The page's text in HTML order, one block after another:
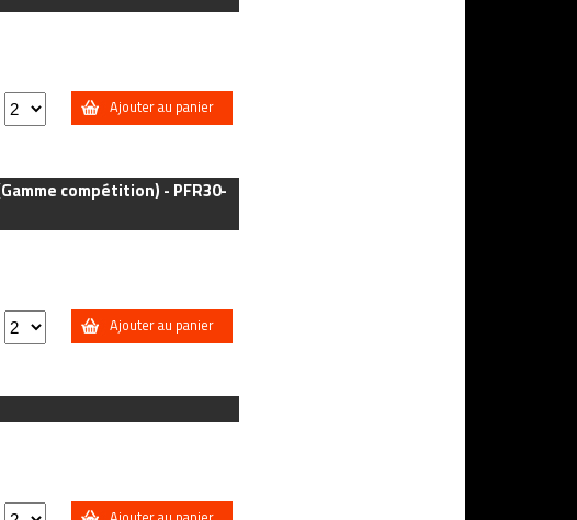
Ajouter au panier
compétition) - PFR30-
Ajouter au panier